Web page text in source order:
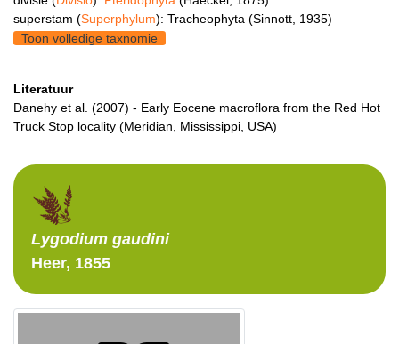
superstam (Superphylum): Tracheophyta (Sinnott, 1935)
Toon volledige taxnomie
Literatuur
Danehy et al. (2007) - Early Eocene macroflora from the Red Hot
Truck Stop locality (Meridian, Mississippi, USA)
Lygodium gaudini
Heer, 1855